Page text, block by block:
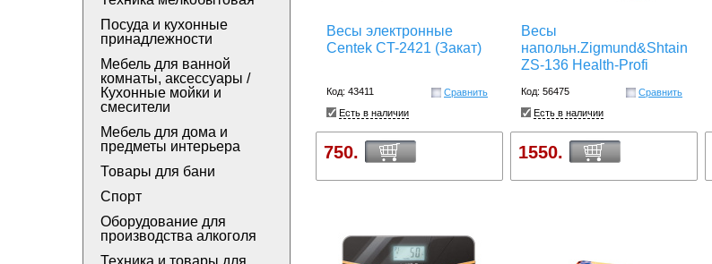
Посуда и кухонные
принадлежности
Мебель для ванной
комнаты, аксессуары /
Кухонные мойки и
смесители
Мебель для дома и
предметы интерьера
Товары для бани
Спорт
Оборудование для
производства алкоголя
Техника и товары для
Весы электронные
Centek CT-2421 (Закат)
Код: 43411
Сравнить
Есть в наличии
750.
Весы
напольн.Zigmund&Shtain
ZS-136 Health-Profi
Код: 56475
Сравнить
Есть в наличии
1550.